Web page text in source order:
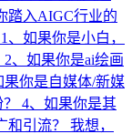
踏入AIGC行业的
如果你是小白，
、如果你是ai绘画
你是自媒体/新媒
4、如果你是其
引流？ 我想，